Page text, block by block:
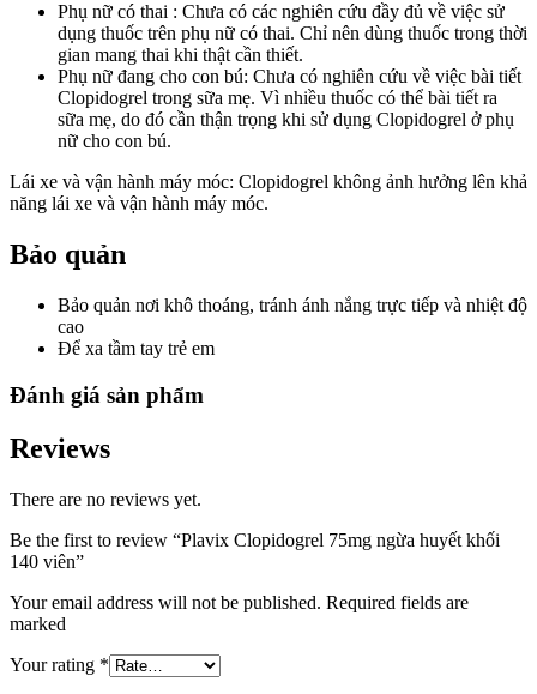
Phụ nữ có thai : Chưa có các nghiên cứu đầy đủ về việc sử
dụng thuốc trên phụ nữ có thai. Chỉ nên dùng thuốc trong thời
gian mang thai khi thật cần thiết.
Phụ nữ đang cho con bú: Chưa có nghiên cứu về việc bài tiết
Clopidogrel trong sữa mẹ. Vì nhiều thuốc có thể bài tiết ra
sữa mẹ, do đó cần thận trọng khi sử dụng Clopidogrel ở phụ
nữ cho con bú.
Lái xe và vận hành máy móc: Clopidogrel không ảnh hưởng lên khả
năng lái xe và vận hành máy móc.
Bảo quản
Bảo quản nơi khô thoáng, tránh ánh nắng trực tiếp và nhiệt độ
cao
Để xa tầm tay trẻ em
Đánh giá sản phẩm
Reviews
There are no reviews yet.
Be the first to review “Plavix Clopidogrel 75mg ngừa huyết khối
140 viên”
Your email address will not be published. Required fields are
marked
Your rating *